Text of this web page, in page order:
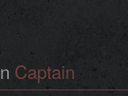
Captain